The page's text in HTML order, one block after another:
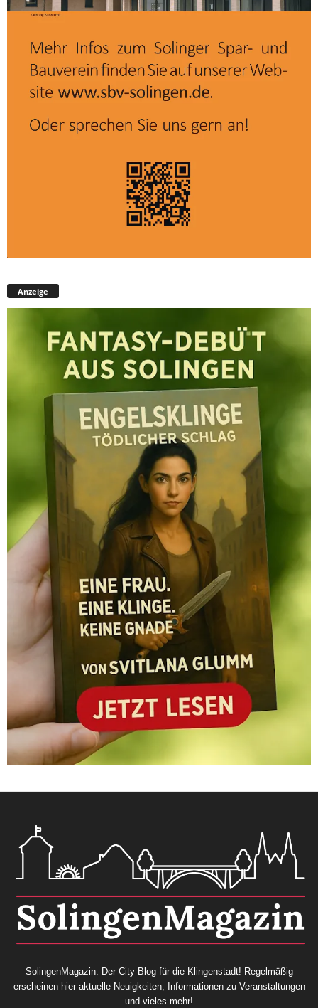
Anzeige
SolingenMagazin: Der City-Blog für die Klingenstadt! Regelmäßig
erscheinen hier aktuelle Neuigkeiten, Informationen zu Veranstaltungen
und vieles mehr!